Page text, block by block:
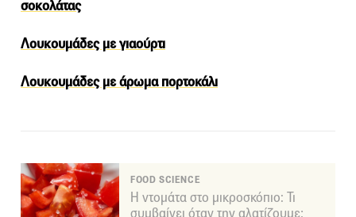
σοκολάτας
Λουκουμάδες με γιαούρτι
Λουκουμάδες με άρωμα πορτοκάλι
FOOD SCIENCE
Η ντομάτα στο μικροσκόπιο: Τι